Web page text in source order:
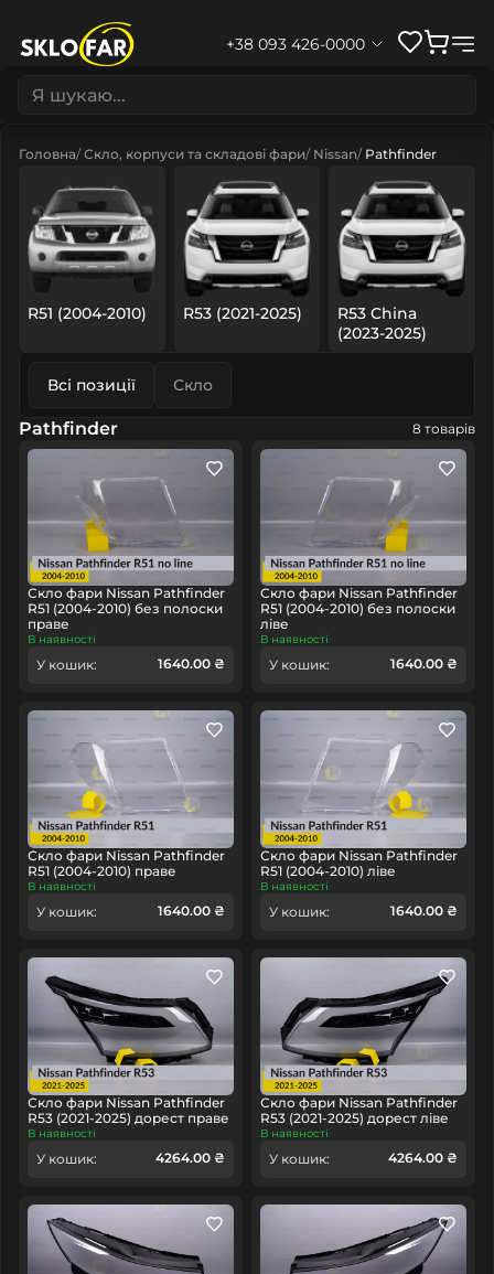
+38 093 426-0000
Головна Скло, корпуси та складові фари Nissan Pathfinder
R51 (2004-2010) R53 (2021-2025)
R53 China
(2023-2025)
Всі позиції Скло
Pathfinder 8 товарів
Скло фари Nissan Pathfinder
R51 (2004-2010) без полоски
праве
В наявності
У кошик: 1640.00 ₴
Скло фари Nissan Pathfinder
R51 (2004-2010) без полоски
ліве
В наявності
У кошик: 1640.00 ₴
Скло фари Nissan Pathfinder
R51 (2004-2010) праве
В наявності
У кошик: 1640.00 ₴
Скло фари Nissan Pathfinder
R51 (2004-2010) ліве
В наявності
У кошик: 1640.00 ₴
Скло фари Nissan Pathfinder
R53 (2021-2025) дорест праве
В наявності
У кошик: 4264.00 ₴
Скло фари Nissan Pathfinder
R53 (2021-2025) дорест ліве
В наявності
У кошик: 4264.00 ₴